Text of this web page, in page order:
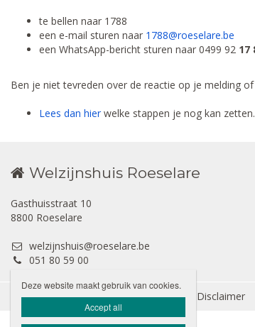
te bellen naar 1788
een e-mail sturen naar 1788@roeselare.be
een WhatsApp-bericht sturen naar 0499 92 17
Ben je niet tevreden over de reactie op je melding
Lees dan hier welke stappen je nog kan zetten.
Welzijnshuis Roeselare
Gasthuisstraat 10
8800 Roeselare
welzijnshuis@roeselare.be
051 80 59 00
Hoofdwebsite Stad Roeselare Disclaimer
Deze website maakt gebruik van cookies.
Accept all